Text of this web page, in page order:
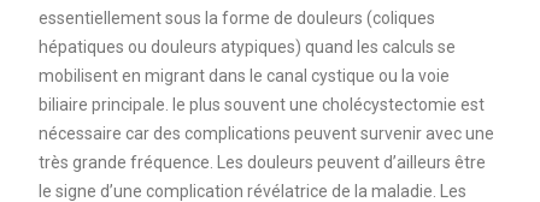
essentiellement sous la forme de douleurs (coliques
hépatiques ou douleurs atypiques) quand les calculs se
mobilisent en migrant dans le canal cystique ou la voie
biliaire principale. le plus souvent une cholécystectomie est
nécessaire car des complications peuvent survenir avec une
très grande fréquence. Les douleurs peuvent d’ailleurs être
le signe d’une complication révélatrice de la maladie. Les